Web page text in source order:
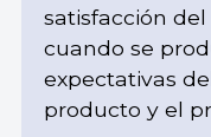
satisfacción
cuando se
expectativas
producto y el